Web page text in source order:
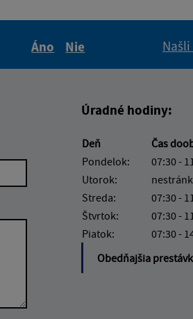
Áno
Nie
Úradné hodiny:
Deň Čas
Pondelok:
07:30 -
Utorok:
Streda:
07:30 -
Štvrtok:
07:30 -
Piatok:
07:30 -
Obedňajšia